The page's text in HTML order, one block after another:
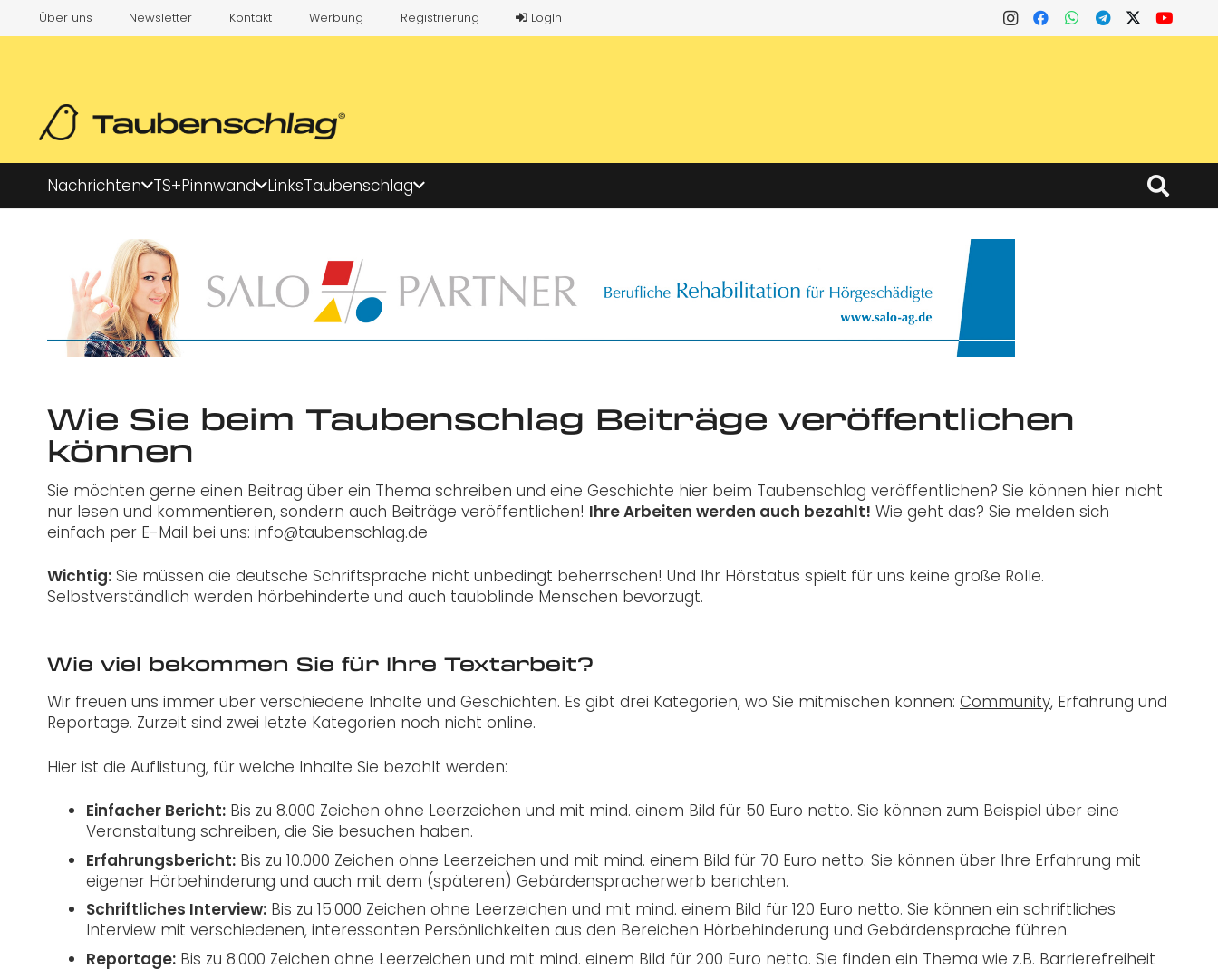
Über uns Newsletter Kontakt Werbung Registrierung LogIn
Nachrichten TS+Pinnwand LinksTaubenschlag
Wie Sie beim Taubenschlag Beiträge veröffentlichen
können
Sie möchten gerne einen Beitrag über ein Thema schreiben und eine Geschichte hier beim Taubenschlag veröffentlichen? Sie können hier nicht
nur lesen und kommentieren, sondern auch Beiträge veröffentlichen! Ihre Arbeiten werden auch bezahlt! Wie geht das? Sie melden sich
einfach per E-Mail bei uns: info@taubenschlag.de
Wichtig: Sie müssen die deutsche Schriftsprache nicht unbedingt beherrschen! Und Ihr Hörstatus spielt für uns keine große Rolle.
Selbstverständlich werden hörbehinderte und auch taubblinde Menschen bevorzugt.
Wie viel bekommen Sie für Ihre Textarbeit?
Wir freuen uns immer über verschiedene Inhalte und Geschichten. Es gibt drei Kategorien, wo Sie mitmischen können: Community, Erfahrung und
Reportage. Zurzeit sind zwei letzte Kategorien noch nicht online.
Hier ist die Auflistung, für welche Inhalte Sie bezahlt werden:
Einfacher Bericht:Bis zu 8.000 Zeichen ohne Leerzeichen und mit mind. einem Bild für 50 Euro netto. Sie können zum Beispiel über eine
Veranstaltung schreiben, die Sie besuchen haben.
Erfahrungsbericht:Bis zu 10.000 Zeichen ohne Leerzeichen und mit mind. einem Bild für 70 Euro netto. Sie können über Ihre Erfahrung mit
eigener Hörbehinderung und auch mit dem (späteren) Gebärdenspracherwerb berichten.
Schriftliches Interview:Bis zu 15.000 Zeichen ohne Leerzeichen und mit mind. einem Bild für 120 Euro netto. Sie können ein schriftliches
Interview mit verschiedenen, interessanten Persönlichkeiten aus den Bereichen Hörbehinderung und Gebärdensprache führen.
Reportage:Bis zu 8.000 Zeichen ohne Leerzeichen und mit mind. einem Bild für 200 Euro netto. Sie finden ein Thema wie z.B. Barrierefreiheit